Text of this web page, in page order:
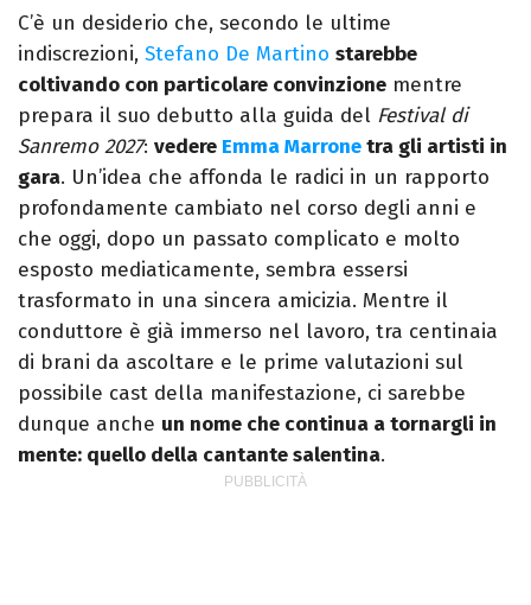
come Fashion Editor. Si specializza poi in
Comunicazione digitale, Giornalismo e
Nuovi media presso La Sapienza,
collaborando con alcune testate ed uffici
stampa.
C’è un desiderio che, secondo le ultime
indiscrezioni, Stefano De Martino starebbe
coltivando con particolare convinzione mentre
prepara il suo debutto alla guida del Festival di
Sanremo 2027: vedere Emma Marronetra gli artisti in
gara. Un’idea che affonda le radici in un rapporto
profondamente cambiato nel corso degli anni e
che oggi, dopo un passato complicato e molto
esposto mediaticamente, sembra essersi
trasformato in una sincera amicizia. Mentre il
conduttore è già immerso nel lavoro, tra centinaia
di brani da ascoltare e le prime valutazioni sul
possibile cast della manifestazione, ci sarebbe
dunque anche un nome che continua a tornargli in
mente: quello della cantante salentina.